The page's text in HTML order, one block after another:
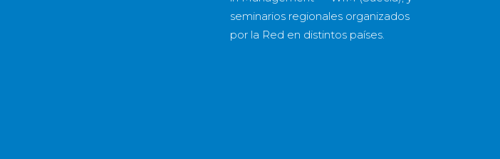
seminarios regionales organizados
por la Red en distintos países.